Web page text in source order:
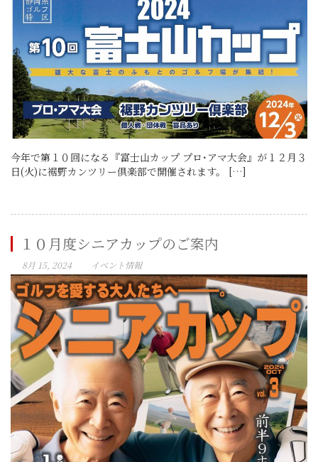
今年で第１０回になる『富士山カップ プロ･アマ大会』が１２月３
日(火)に裾野カンツリー倶楽部で開催されます。 […]
１０月度シニアカップのご案内
8月 15, 2024 イベント情報